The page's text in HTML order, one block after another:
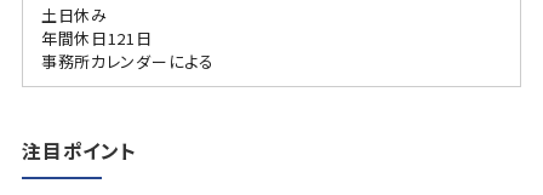
土日休み
年間休日121日
事務所カレンダーによる
注目ポイント